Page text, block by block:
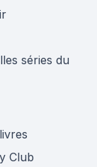
séries du
Club